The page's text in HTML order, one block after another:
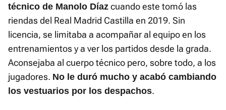
técnico de Manolo Díaz cuando este tomó las
riendas del Real Madrid Castilla en 2019. Sin
licencia, se limitaba a acompañar al equipo en los
entrenamientos y a ver los partidos desde la grada.
Aconsejaba al cuerpo técnico pero, sobre todo, a los
jugadores. No le duró mucho y acabó cambiando
los vestuarios por los despachos.